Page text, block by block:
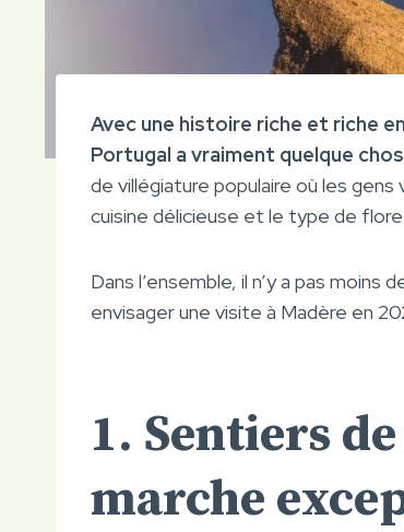
Avec une histoire riche et riche
Portugal a vraiment quelque
de villégiature populaire où les
cuisine délicieuse et le type de
Dans l’ensemble, il n’y a pas
envisager une visite à Madère en
1. Sentiers
marche